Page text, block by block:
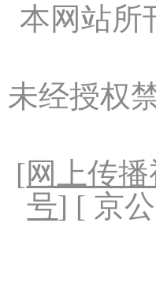
本网站所
未经授权
[网上传
号] [ 京